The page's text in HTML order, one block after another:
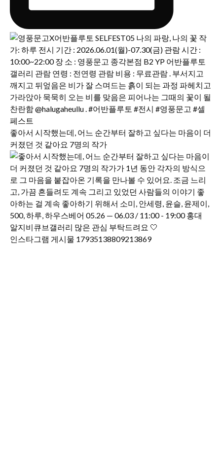
좋아서 시작했는데, 어느 순간부터 잘하고 싶다는 마음이 더
커졌던 것 같아요 7명의 작가
인스타그램 게시물 17935138809213869